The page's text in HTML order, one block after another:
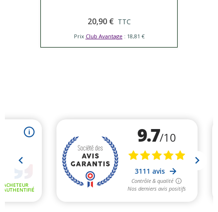
20,90 € TTC
Prix Club Avantage : 18,81 €